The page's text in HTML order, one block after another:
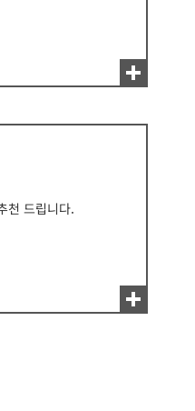
천 드립니다.